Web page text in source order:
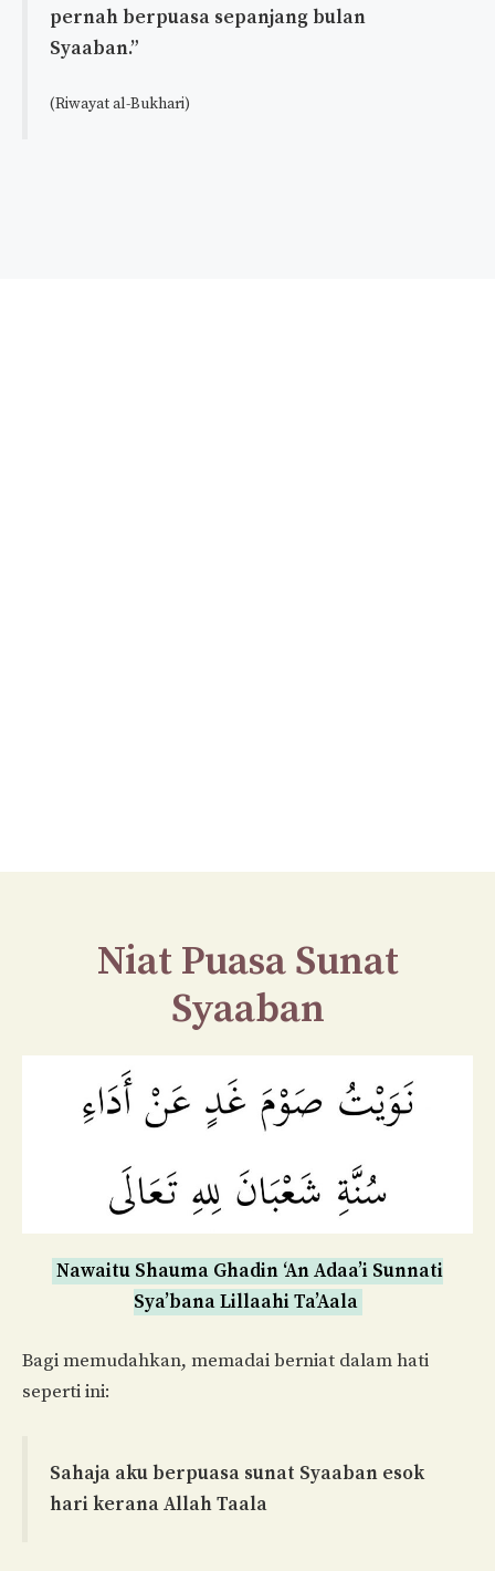
pernah berpuasa sepanjang bulan
Syaaban.”
(Riwayat al-Bukhari)
Niat Puasa Sunat
Syaaban
Nawaitu Shauma Ghadin ‘An Adaa’i Sunnati
Sya’bana Lillaahi Ta’Aala
Bagi memudahkan, memadai berniat dalam hati
seperti ini:
Sahaja aku berpuasa sunat Syaaban esok
hari kerana Allah Taala